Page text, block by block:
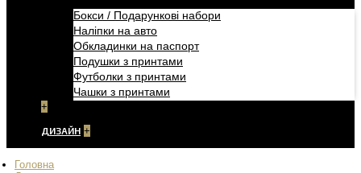
Бокси / Подарункові набори
Наліпки на авто
Обкладинки на паспорт
Подушки з принтами
Футболки з принтами
Чашки з принтами
+
ДИЗАЙН +
Головна